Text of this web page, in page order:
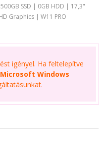
SSD | 0GB HDD | 17,3"
Graphics | W11 PRO
igényel. Ha feltelepítve
Windows